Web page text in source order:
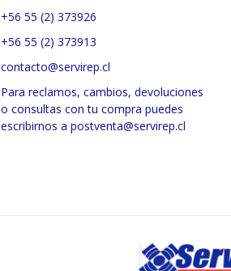
+56 55 (2) 373926
+56 55 (2) 373913
contacto@servirep.cl
Para reclamos, cambios, devoluciones
o consultas con tu compra puedes
escribirnos a postventa@servirep.cl